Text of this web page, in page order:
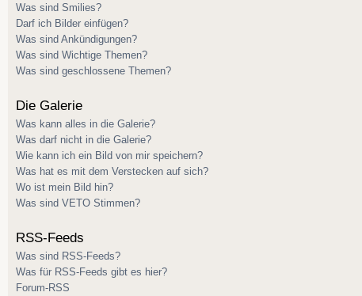
Was sind Smilies?
Darf ich Bilder einfügen?
Was sind Ankündigungen?
Was sind Wichtige Themen?
Was sind geschlossene Themen?
Die Galerie
Was kann alles in die Galerie?
Was darf nicht in die Galerie?
Wie kann ich ein Bild von mir speichern?
Was hat es mit dem Verstecken auf sich?
Wo ist mein Bild hin?
Was sind VETO Stimmen?
RSS-Feeds
Was sind RSS-Feeds?
Was für RSS-Feeds gibt es hier?
Forum-RSS